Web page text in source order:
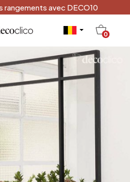
rangements avec DECO10
0